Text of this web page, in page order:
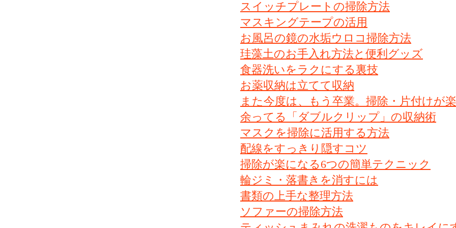
スイッチプレートの掃除方法
マスキングテープの活用
お風呂の鏡の水垢ウロコ掃除方法
珪藻土のお手入れ方法と便利グッズ
食器洗いをラクにする裏技
お薬収納は立てて収納
また今度は、もう卒業。掃除・片付けが
余ってる「ダブルクリップ」の収納術
マスクを掃除に活用する方法
配線をすっきり隠すコツ
掃除が楽になる6つの簡単テクニック
輪ジミ・落書きを消すには
書類の上手な整理方法
ソファーの掃除方法